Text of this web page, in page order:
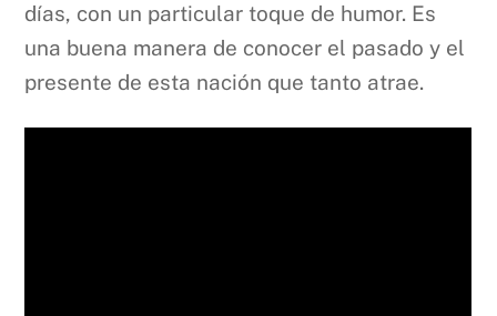
días, con un particular toque de humor. Es
una buena manera de conocer el pasado y el
presente de esta nación que tanto atrae.